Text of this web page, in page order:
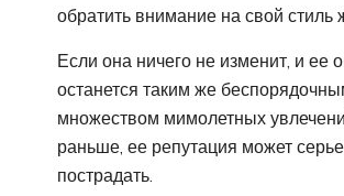
обратить внимание на свой стиль
Если она ничего не изменит, и ее
останется таким же
множеством мимолетных
раньше, ее репутация может
пострадать.